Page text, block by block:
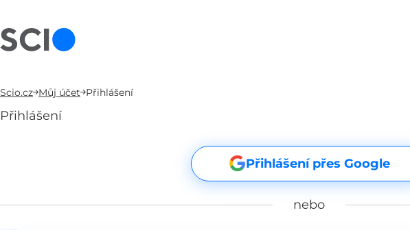
Scio.cz Můj účet Přihlášení
Přihlášení
Přihlášení přes Google
nebo